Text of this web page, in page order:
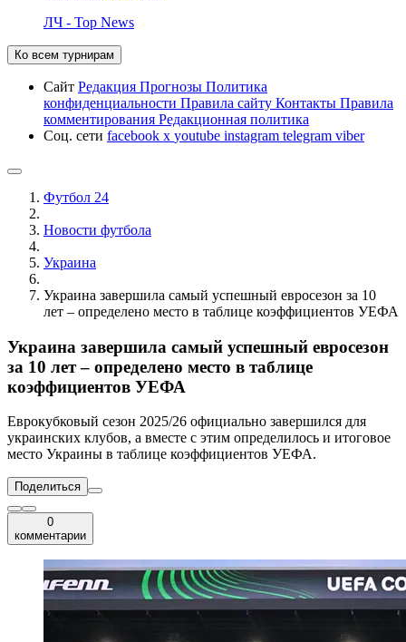
ЛЧ - Top News
Ко всем турнирам
Сайт Редакция Прогнозы Политика
конфиденциальности Правила сайту Контакты Правила
комментирования Редакционная политика
Соц. сети facebook x youtube instagram telegram viber
Футбол 24
Новости футбола
Украина
Украина завершила самый успешный евросезон за 10
лет – определено место в таблице коэффициентов УЕФА
Украина завершила самый успешный евросезон
за 10 лет – определено место в таблице
коэффициентов УЕФА
Еврокубковый сезон 2025/26 официально завершился для
украинских клубов, а вместе с этим определилось и итоговое
место Украины в таблице коэффициентов УЕФА.
Поделиться
0
комментарии